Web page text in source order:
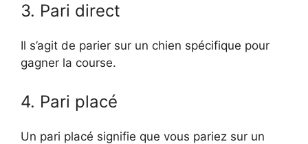
3. Pari direct
Il s’agit de parier sur un chien spécifique pour
gagner la course.
4. Pari placé
Un pari placé signifie que vous pariez sur un